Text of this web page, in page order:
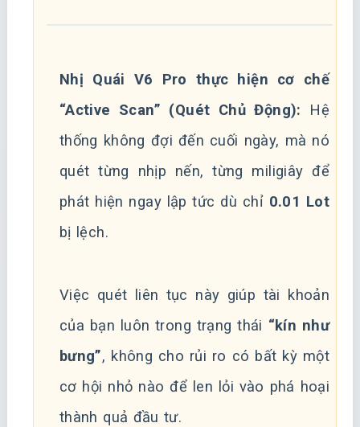
Nhị Quái V6 Pro thực hiện cơ chế
“Active Scan” (Quét Chủ Động): Hệ
thống không đợi đến cuối ngày, mà nó
quét từng nhịp nến, từng miligiây để
phát hiện ngay lập tức dù chỉ 0.01 Lot
bị lệch.
Việc quét liên tục này giúp tài khoản
của bạn luôn trong trạng thái “kín như
bưng”, không cho rủi ro có bất kỳ một
cơ hội nhỏ nào để len lỏi vào phá hoại
thành quả đầu tư.